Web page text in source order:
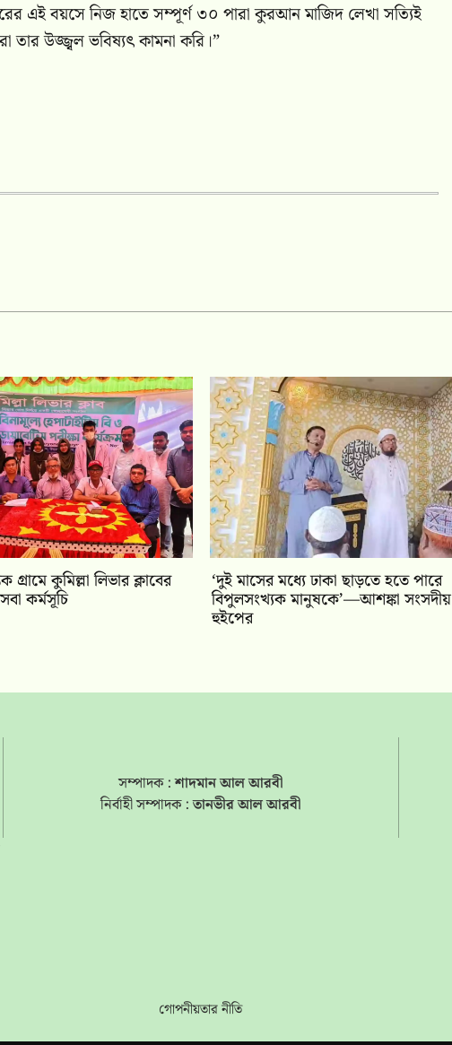
এই বয়সে নিজ হাতে সম্পূর্ণ ৩০ পারা কুরআন মাজিদ লেখা সত্যিই
তার উজ্জ্বল ভবিষ্যৎ কামনা করি।”
গ্রামে কুমিল্লা লিভার ক্লাবের
কর্মসূচি
‘দুই মাসের মধ্যে ঢাকা ছাড়তে হতে পারে
বিপুলসংখ্যক মানুষকে’—আশঙ্কা সংসদীয়
হুইপের
সম্পাদক :শাদমান আল আরবী
নির্বাহী সম্পাদক :তানভীর আল আরবী
গোপনীয়তার নীতি